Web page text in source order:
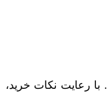
رعایت نکات خرید،